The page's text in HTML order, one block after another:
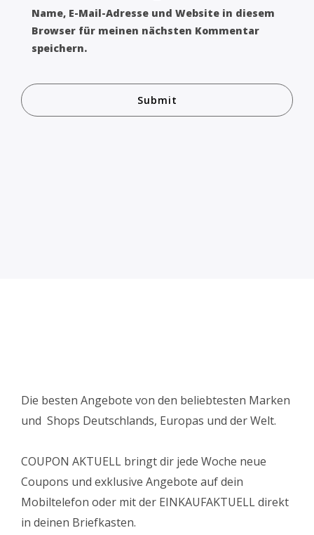
Name, E-Mail-Adresse und Website in diesem
Browser für meinen nächsten Kommentar
speichern.
Die besten Angebote von den beliebtesten Marken
und Shops Deutschlands, Europas und der Welt.
COUPON AKTUELL bringt dir jede Woche neue
Coupons und exklusive Angebote auf dein
Mobiltelefon oder mit der EINKAUFAKTUELL direkt
in deinen Briefkasten.